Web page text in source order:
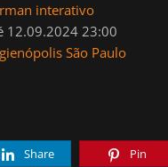
12.09.2024 23:00
São Paulo
Share
Pin